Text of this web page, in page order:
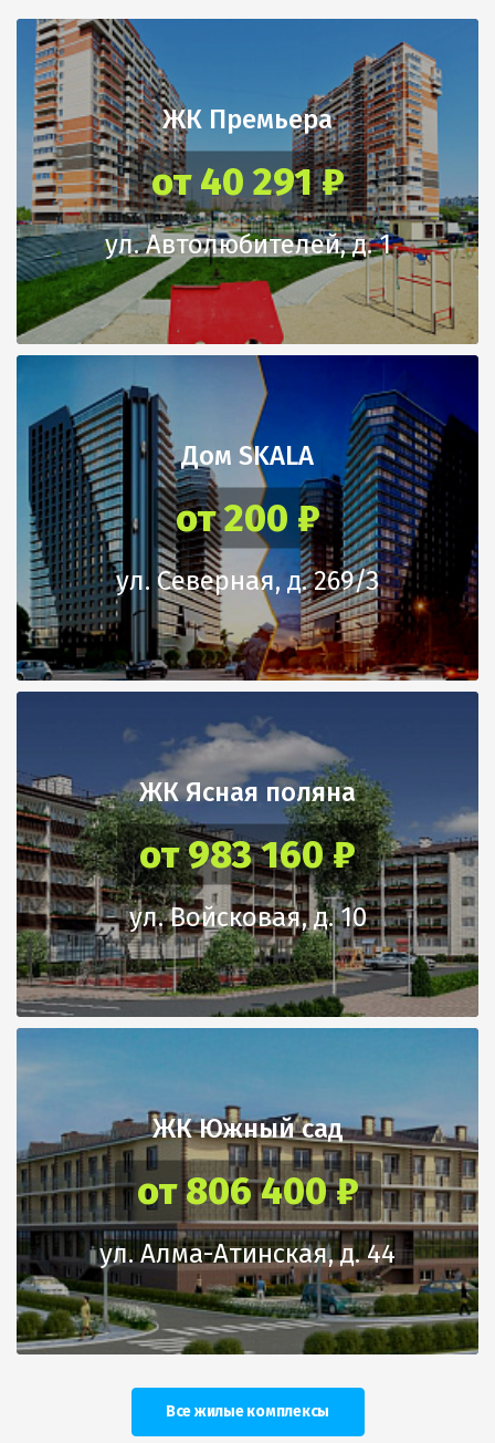
Квартиры сдаются в
предчистовой отделке, это
значит, что вы сможете
начинать ремонт «с нуля», не
тратя время и силы на
проведение «грязных»
строительных работ.
В каждом доме установят
бесшумный лифт, который
способен поднимать до 1000
килограмм веса.
Отделка квартир в ЖК
"Подсолнухи" это:
двойные стеклопакеты
счётчики воды, тепла и
электричества
система пожарной безопасности
ЖК Премьера
от 40 291 ₽
ул. Автолюбителей, д. 1
Дом SKALA
от 200 ₽
ул. Северная, д. 269/3
ЖК Ясная поляна
от 983 160 ₽
ул. Войсковая, д. 10
ЖК Южный сад
от 806 400 ₽
ул. Алма-Атинская, д. 44
Все жилые комплексы